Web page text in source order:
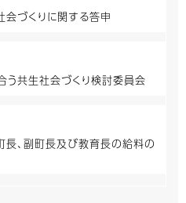
づくりに関する答申
う共生社会づくり検討委員会
長、副町長及び教育長の給料の